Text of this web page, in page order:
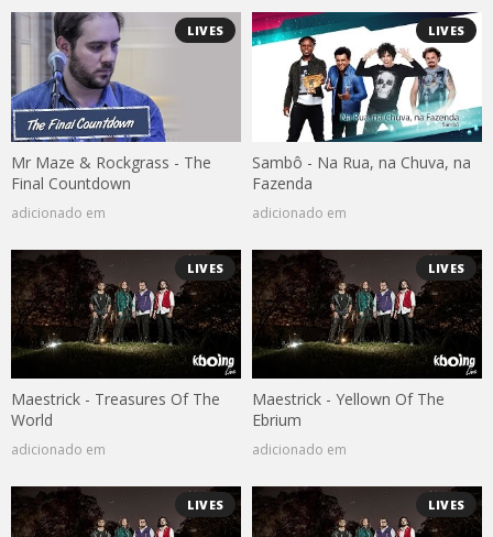
LIVES
Mr Maze & Rockgrass - The
Final Countdown
adicionado em
LIVES
Sambô - Na Rua, na Chuva, na
Fazenda
adicionado em
LIVES
Maestrick - Treasures Of The
World
adicionado em
LIVES
Maestrick - Yellown Of The
Ebrium
adicionado em
LIVES LIVES